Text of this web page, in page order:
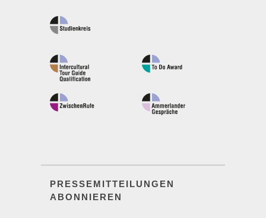
PRESSEMITTEILUNGEN
ABONNIEREN